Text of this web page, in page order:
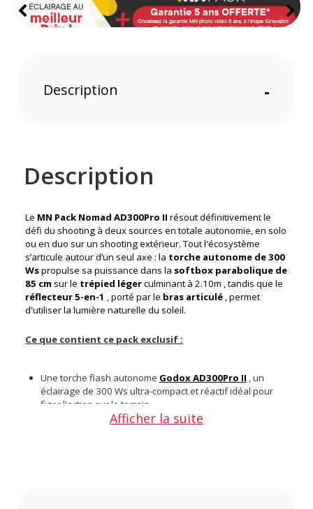
Description -
Description
Le MN Pack Nomad AD300Pro II résout définitivement le
défi du shooting à deux sources en totale autonomie, en solo
ou en duo sur un shooting extérieur. Tout l'écosystème
s’articule autour d’un seul axe : la torche autonome de 300
Wspropulse sa puissance dans la softbox parabolique de
85 cm sur le trépied légerculminant à 2.10m , tandis que le
réflecteur 5-en-1 , porté par le bras articulé , permet
d'utiliser la lumière naturelle du soleil.
Ce que contient ce pack exclusif :
Une torche flash autonome Godox AD300Pro II , un
éclairage de 300 Ws ultra-compact et réactif idéal pour
figer l'action sur le terrain
Godox AD-S85Sargent de 85 centimètres,
Afficher la suite